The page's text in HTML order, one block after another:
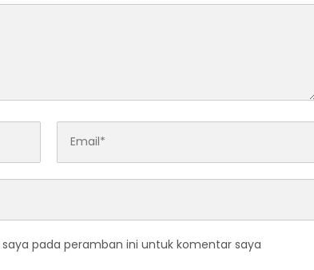
pada peramban ini untuk komentar saya